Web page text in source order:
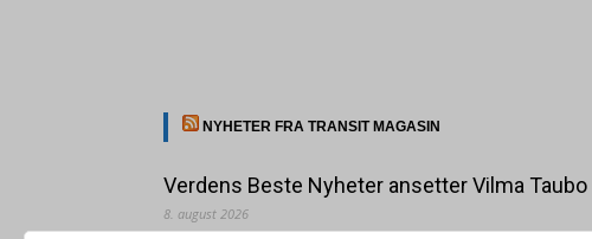
NYHETER FRA TRANSIT MAGASIN
Verdens Beste Nyheter ansetter Vilma Taubo
8. august 2026